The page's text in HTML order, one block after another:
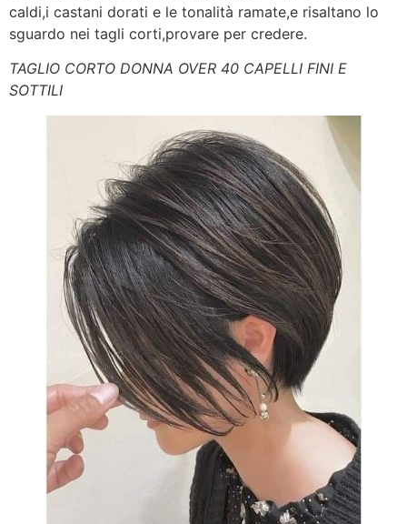
caldi,i castani dorati e le tonalità ramate,e risaltano lo
sguardo nei tagli corti,provare per credere.
TAGLIO CORTO DONNA OVER 40 CAPELLI FINI E
SOTTILI